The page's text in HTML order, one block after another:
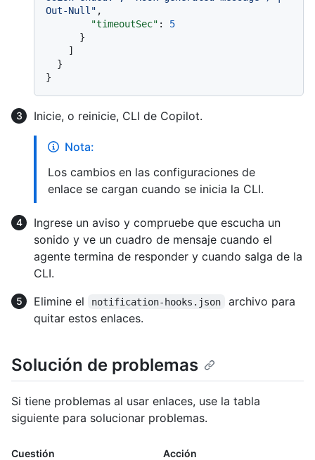
Out-Null" ,
"timeoutSec" :
5
}
]
}
}
Inicie, o reinicie, CLI de Copilot.
Nota:
Los cambios en las configuraciones de
enlace se cargan cuando se inicia la CLI.
Ingrese un aviso y compruebe que escucha un
sonido y ve un cuadro de mensaje cuando el
agente termina de responder y cuando salga de la
CLI.
Elimine el
notification-hooks.json
archivo para
quitar estos enlaces.
Solución de problemas
Si tiene problemas al usar enlaces, use la tabla
siguiente para solucionar problemas.
Cuestión Acción